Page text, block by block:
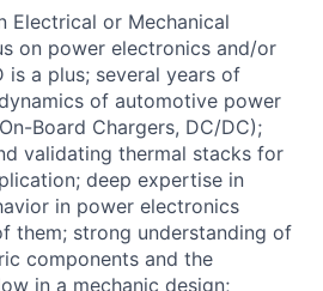
Electrical or Mechanical
on power electronics and/or
is a plus; several years of
of automotive power
Board Chargers, DC/DC);
validating thermal stacks for
deep expertise in
in power electronics
them; strong understanding of
components and the
in a mechanic design;